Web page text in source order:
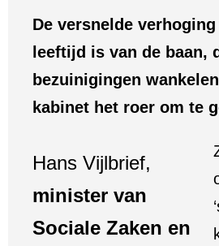
De versnelde verhoging
leeftijd is van de baan,
bezuinigingen
kabinet het roer om te
Hans Vijlbrief,
minister van
Sociale Zaken en